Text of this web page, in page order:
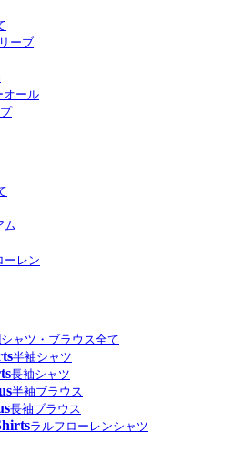
ーブ
オール
ム
ーレン
シャツ・ブラウス全て
半袖シャツ
長袖シャツ
半袖ブラウス
長袖ブラウス
ラルフローレンシャツ